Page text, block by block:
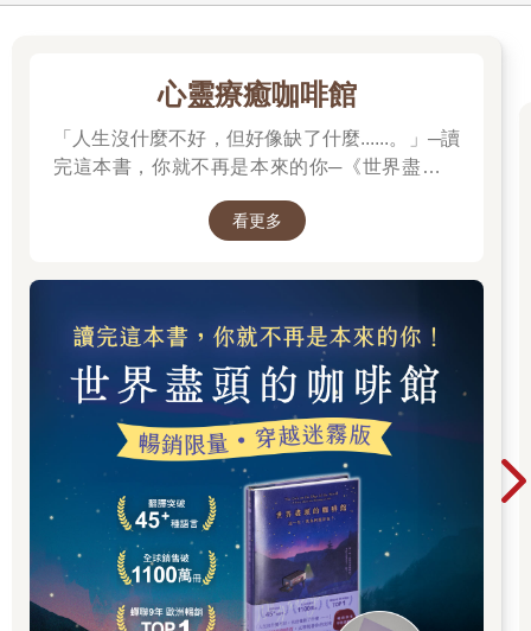
心靈療癒咖啡館
「人生沒什麼不好，但好像缺了什麼......。」─讀
完這本書，你就不再是本來的你─《世界盡頭的
看更多